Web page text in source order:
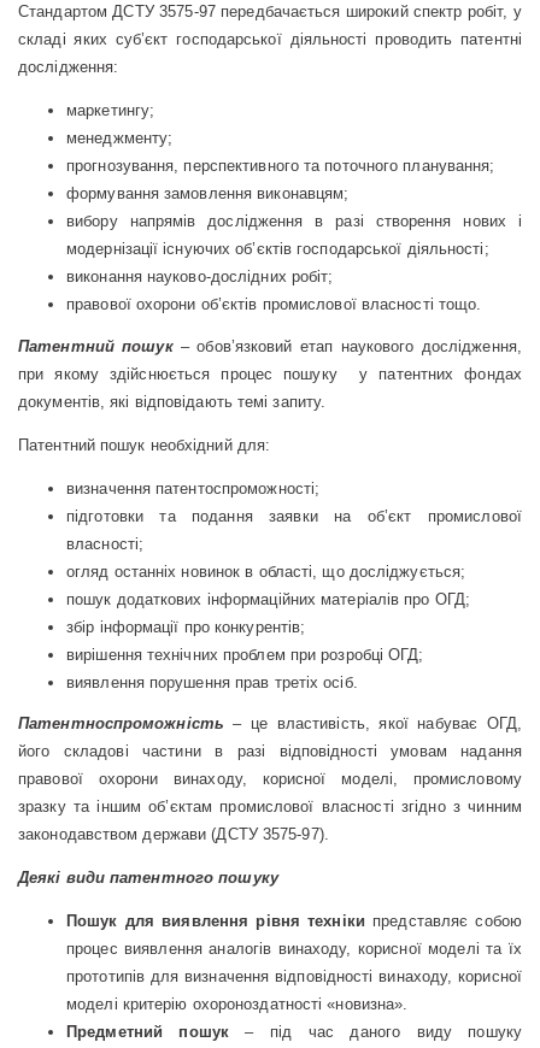
Стандартом ДСТУ 3575-97 передбачається широкий спектр робіт, у
складі яких суб’єкт господарської діяльності проводить патентні
дослідження:
маркетингу;
менеджменту;
прогнозування, перспективного та поточного планування;
формування замовлення виконавцям;
вибору напрямів дослідження в разі створення нових і
модернізації існуючих об’єктів господарської діяльності;
виконання науково-дослідних робіт;
правової охорони об’єктів промислової власності тощо.
Патентний пошук– обов’язковий етап наукового дослідження,
при якому здійснюється процес пошуку у патентних фондах
документів, які відповідають темі запиту.
Патентний пошук необхідний для:
визначення патентоспроможності;
підготовки та подання заявки на об’єкт промислової
власності;
огляд останніх новинок в області, що досліджується;
пошук додаткових інформаційних матеріалів про ОГД;
збір інформації про конкурентів;
вирішення технічних проблем при розробці ОГД;
виявлення порушення прав третіх осіб.
Патентноспроможність – це властивість, якої набуває ОГД,
його складові частини в разі відповідності умовам надання
правової охорони винаходу, корисної моделі, промисловому
зразку та іншим об’єктам промислової власності згідно з чинним
законодавством держави (ДСТУ 3575-97).
Деякі види патентного пошуку
Пошук для виявлення рівня техніки представляє собою
процес виявлення аналогів винаходу, корисної моделі та їх
прототипів для визначення відповідності винаходу, корисної
моделі критерію охороноздатності «новизна».
Предметний пошук– під час даного виду пошуку